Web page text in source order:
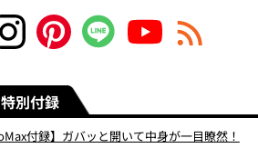
別付録
付録】ガバッと開いて中身が一目瞭然！